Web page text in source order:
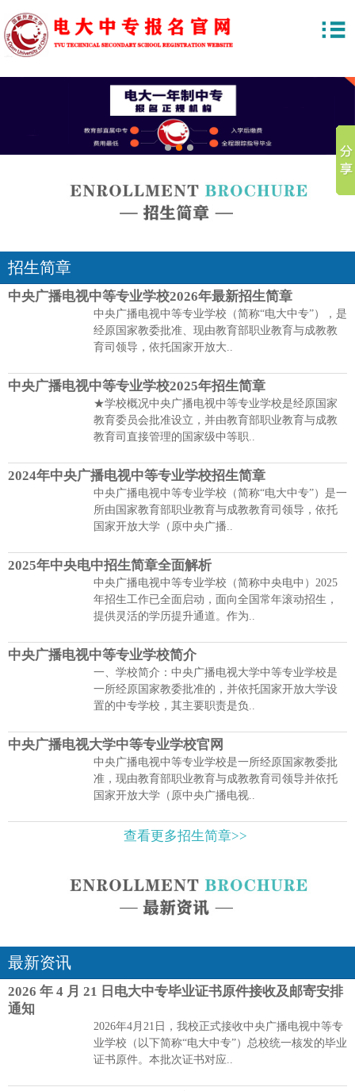
3
招生简章
中央广播电视中等专业学校2026年最新招生简章
中央广播电视中等专业学校（简称“电大中专”），是
经原国家教委批准、现由教育部职业教育与成教教
育司领导，依托国家开放大..
中央广播电视中等专业学校2025年招生简章
★学校概况中央广播电视中等专业学校是经原国家
教育委员会批准设立，并由教育部职业教育与成教
教育司直接管理的国家级中等职..
2024年中央广播电视中等专业学校招生简章
中央广播电视中等专业学校（简称“电大中专”）是一
所由国家教育部职业教育与成教教育司领导，依托
国家开放大学（原中央广播..
2025年中央电中招生简章全面解析
中央广播电视中等专业学校（简称中央电中）2025
年招生工作已全面启动，面向全国常年滚动招生，
提供灵活的学历提升通道。作为..
中央广播电视中等专业学校简介
一、学校简介：中央广播电视大学中等专业学校是
一所经原国家教委批准的，并依托国家开放大学设
置的中专学校，其主要职责是负..
中央广播电视大学中等专业学校官网
中央广播电视中等专业学校是一所经原国家教委批
准，现由教育部职业教育与成教教育司领导并依托
国家开放大学（原中央广播电视..
查看更多招生简章>>
最新资讯
2026 年 4 月 21 日电大中专毕业证书原件接收及邮寄安排
通知
2026年4月21日，我校正式接收中央广播电视中等专
业学校（以下简称“电大中专”）总校统一核发的毕业
证书原件。本批次证书对应..